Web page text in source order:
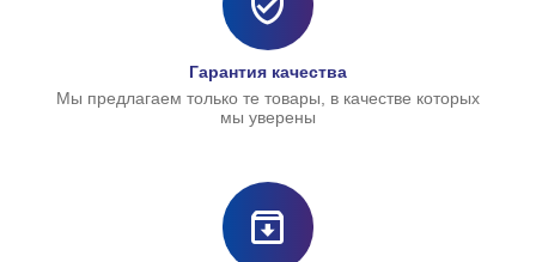
Гарантия качества
Мы предлагаем только те товары, в качестве которых
мы уверены